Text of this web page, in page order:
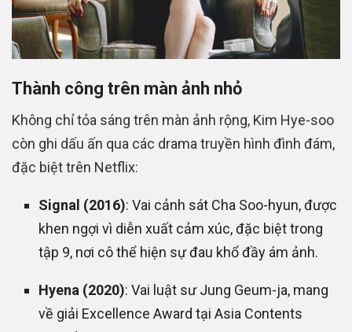
Thành công trên màn ảnh nhỏ
Không chỉ tỏa sáng trên màn ảnh rộng, Kim Hye-soo
còn ghi dấu ấn qua các drama truyền hình đình đám,
đặc biệt trên Netflix:
Signal (2016): Vai cảnh sát Cha Soo-hyun, được
khen ngợi vì diễn xuất cảm xúc, đặc biệt trong
tập 9, nơi cô thể hiện sự đau khổ đầy ám ảnh.
Hyena (2020): Vai luật sư Jung Geum-ja, mang
về giải Excellence Award tại Asia Contents